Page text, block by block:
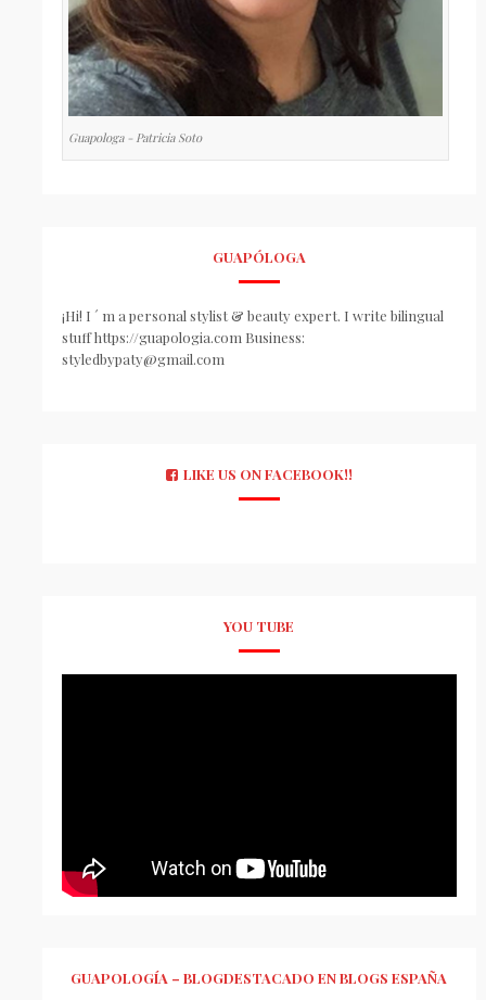
Guapologa - Patricia Soto
GUAPÓLOGA
¡Hi! I ´ m a personal stylist & beauty expert. I write bilingual
stuff https://guapologia.com Business:
styledbypaty@gmail.com
LIKE US ON FACEBOOK!!
YOU TUBE
GUAPOLOGÍA – BLOGDESTACADO EN BLOGS ESPAÑA